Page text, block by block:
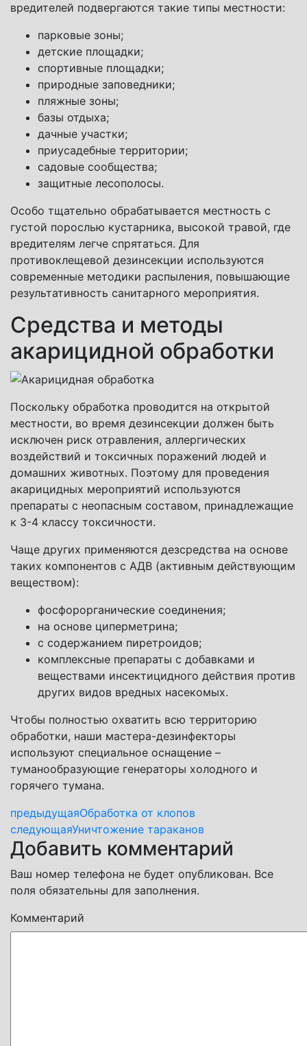
вредителей подвергаются такие типы местности:
парковые зоны;
детские площадки;
спортивные площадки;
природные заповедники;
пляжные зоны;
базы отдыха;
дачные участки;
приусадебные территории;
садовые сообщества;
защитные лесополосы.
Особо тщательно обрабатывается местность с
густой порослью кустарника, высокой травой, где
вредителям легче спрятаться. Для
противоклещевой дезинсекции используются
современные методики распыления, повышающие
результативность санитарного мероприятия.
Средства и методы
акарицидной обработки
Поскольку обработка проводится на открытой
местности, во время дезинсекции должен быть
исключен риск отравления, аллергических
воздействий и токсичных поражений людей и
домашних животных. Поэтому для проведения
акарицидных мероприятий используются
препараты с неопасным составом, принадлежащие
к 3-4 классу токсичности.
Чаще других применяются дезсредства на основе
таких компонентов с АДВ (активным действующим
веществом):
фосфорорганические соединения;
на основе циперметрина;
с содержанием пиретроидов;
комплексные препараты с добавками и
веществами инсектицидного действия против
других видов вредных насекомых.
Чтобы полностью охватить всю территорию
обработки, наши мастера-дезинфекторы
используют специальное оснащение –
туманообразующие генераторы холодного и
горячего тумана.
предыдущаяОбработка от клопов
следующаяУничтожение тараканов
Добавить комментарий
Ваш номер телефона не будет опубликован. Все
поля обязательны для заполнения.
Комментарий